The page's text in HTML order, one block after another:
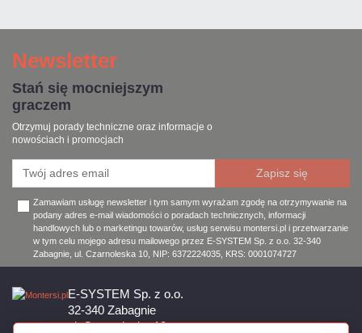
Newsletter
Stań się mocniejszym
graczem
Otrzymuj porady techniczne oraz informacje o
nowościach i promocjach
Zamawiam usługę newsletter i tym samym wyrażam zgodę na otrzymywanie na
podany adres e-mail wiadomości o poradach technicznych, informacji
handlowych lub o marketingu towarów, usług serwisu montersi.pl i przetwarzanie
w tym celu mojego adresu mailowego przez E-SYSTEM Sp. z o.o. 32-340
Zabagnie, ul. Czarnoleska 10, NIP: 6372224035, KRS: 0001074727
E-SYSTEM Sp. z o.o.
32-340 Zabagnie
ul. Czarnoleska 10